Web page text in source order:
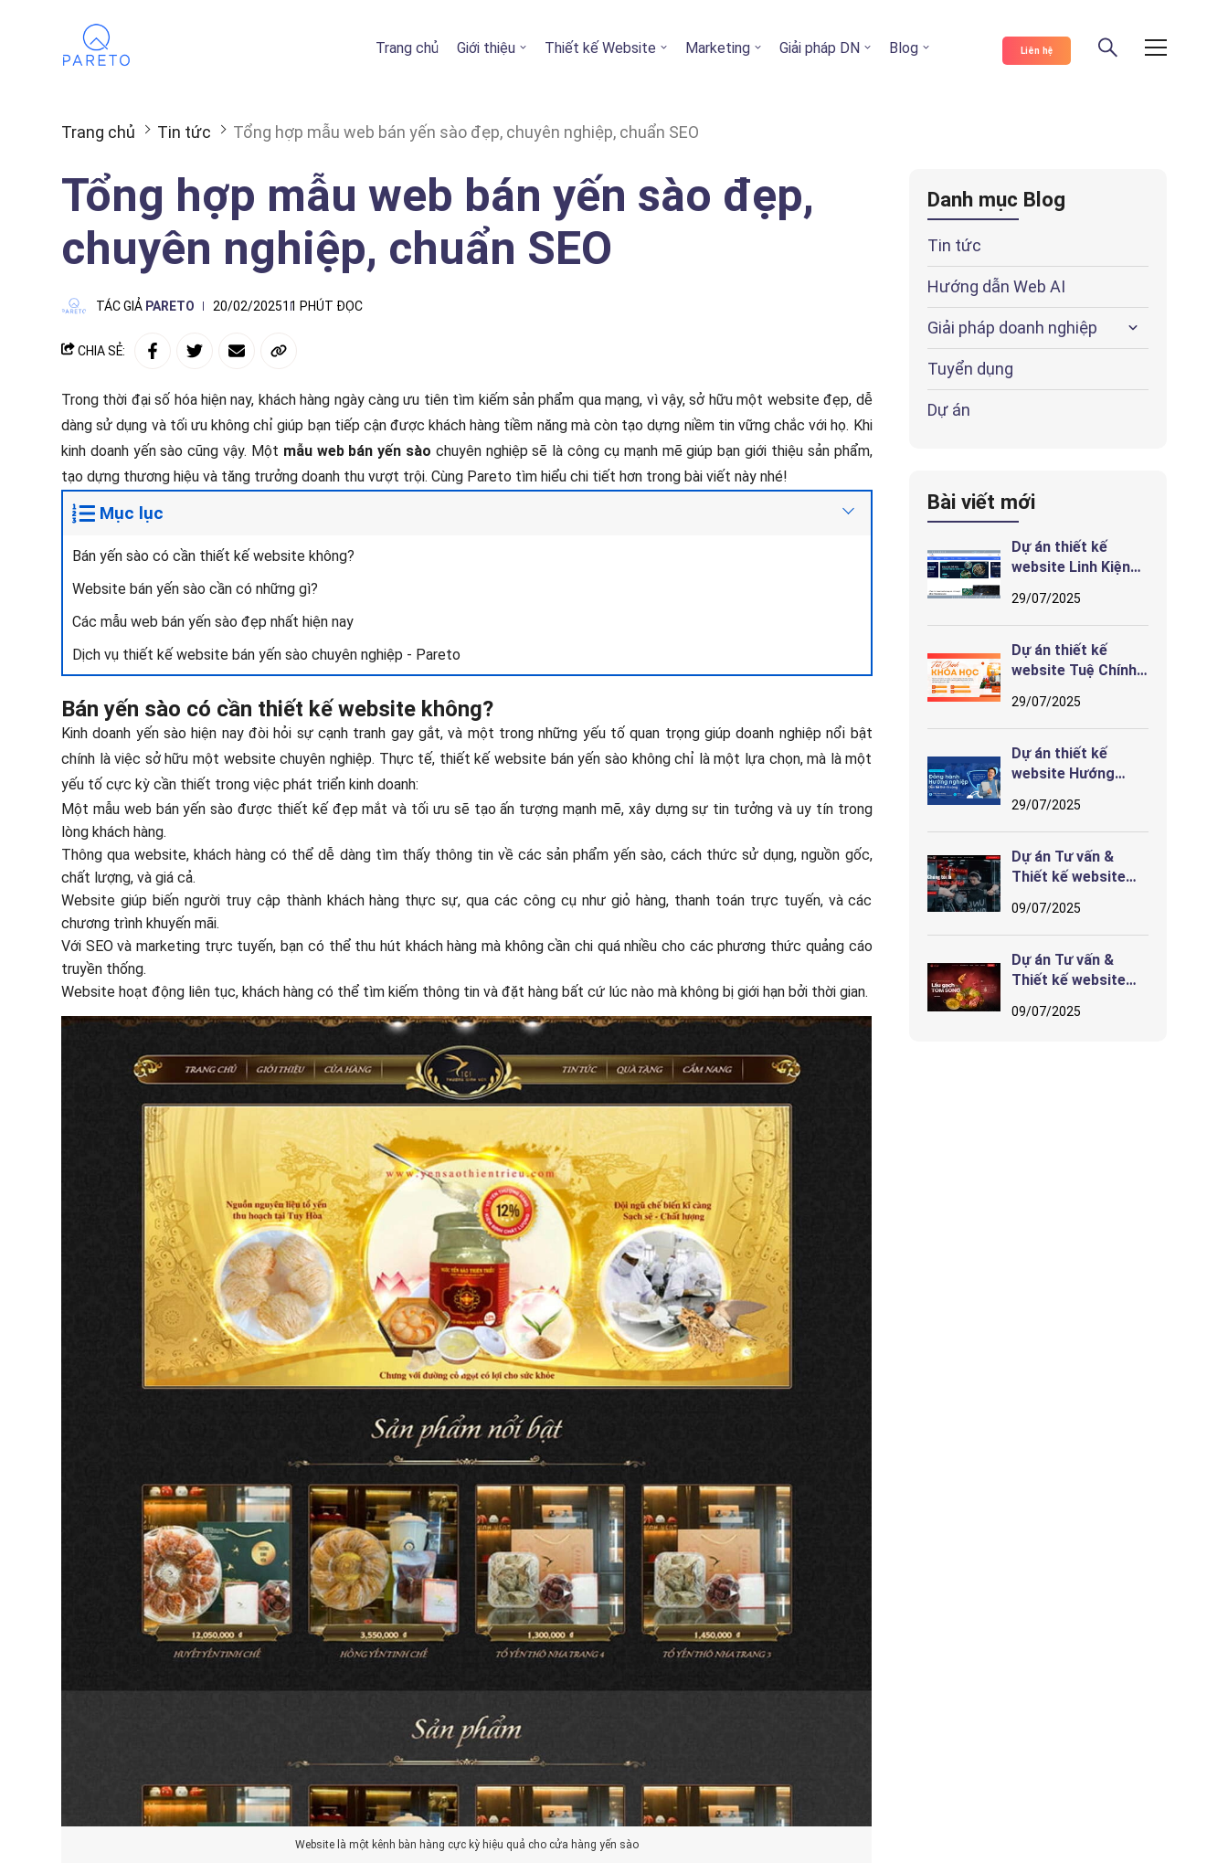
Trang chủ Giới thiệu Thiết kế Website Marketing Giải pháp DN Blog Liên hệ
Trang chủ Tin tức Tổng hợp mẫu web bán yến sào đẹp, chuyên nghiệp, chuẩn SEO
Tổng hợp mẫu web bán yến sào đẹp,
chuyên nghiệp, chuẩn SEO
TÁC GIẢ PARETO 20/02/202511 PHÚT ĐỌC
CHIA SẺ:
Trong thời đại số hóa hiện nay, khách hàng ngày càng ưu tiên tìm kiếm sản phẩm qua mạng, vì vậy, sở hữu một website đẹp, dễ
dàng sử dụng và tối ưu không chỉ giúp bạn tiếp cận được khách hàng tiềm năng mà còn tạo dựng niềm tin vững chắc với họ. Khi
kinh doanh yến sào cũng vậy. Một mẫu web bán yến sào chuyên nghiệp sẽ là công cụ mạnh mẽ giúp bạn giới thiệu sản phẩm,
tạo dựng thương hiệu và tăng trưởng doanh thu vượt trội. Cùng Pareto tìm hiểu chi tiết hơn trong bài viết này nhé!
Mục lục
Bán yến sào có cần thiết kế website không?
Website bán yến sào cần có những gì?
Các mẫu web bán yến sào đẹp nhất hiện nay
Dịch vụ thiết kế website bán yến sào chuyên nghiệp - Pareto
Bán yến sào có cần thiết kế website không?
Kinh doanh yến sào hiện nay đòi hỏi sự cạnh tranh gay gắt, và một trong những yếu tố quan trọng giúp doanh nghiệp nổi bật
chính là việc sở hữu một website chuyên nghiệp. Thực tế, thiết kế website bán yến sào không chỉ là một lựa chọn, mà là một
yếu tố cực kỳ cần thiết trong việc phát triển kinh doanh:
Một mẫu web bán yến sào được thiết kế đẹp mắt và tối ưu sẽ tạo ấn tượng mạnh mẽ, xây dựng sự tin tưởng và uy tín trong
lòng khách hàng.
Thông qua website, khách hàng có thể dễ dàng tìm thấy thông tin về các sản phẩm yến sào, cách thức sử dụng, nguồn gốc,
chất lượng, và giá cả.
Website giúp biến người truy cập thành khách hàng thực sự, qua các công cụ như giỏ hàng, thanh toán trực tuyến, và các
chương trình khuyến mãi.
Với SEO và marketing trực tuyến, bạn có thể thu hút khách hàng mà không cần chi quá nhiều cho các phương thức quảng cáo
truyền thống.
Website hoạt động liên tục, khách hàng có thể tìm kiếm thông tin và đặt hàng bất cứ lúc nào mà không bị giới hạn bởi thời gian.
Website là một kênh bàn hàng cực kỳ hiệu quả cho cửa hàng yến sào
Danh mục Blog
Tin tức
Hướng dẫn Web AI
Giải pháp doanh nghiệp
Tuyển dụng
Dự án
Bài viết mới
Dự án thiết kế
website Linh Kiện
29/07/2025
Dự án thiết kế
website Tuệ Chính
cảm hứng học tiếng
Anh nhi đồng tại
Hải Phòng
29/07/2025
Dự án thiết kế
website Hướng
Giao diện định
hướng tương lai
29/07/2025
Dự án Tư vấn &
Thiết kế website
09/07/2025
Dự án Tư vấn &
Thiết kế website
Phòng
09/07/2025